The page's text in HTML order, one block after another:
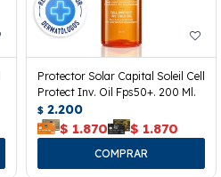
Protector Solar Capital Soleil Cell
Protect Inv. Oil Fps50+. 200 Ml.
$ 2.200
$ 1.870 $ 1.870